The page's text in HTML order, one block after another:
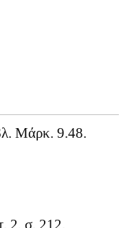
Μάρκ. 9.48.
2, σ. 212.